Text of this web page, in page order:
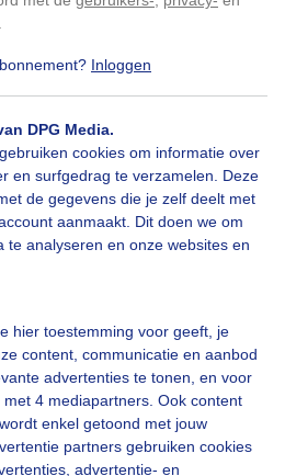
Inloggen
DPG Media.
cookies om informatie over
en surfgedrag te verzamelen. Deze
de gegevens die je zelf deelt met
aanmaakt. Dit doen we om
te analyseren en onze websites en
hier toestemming voor geeft, je
content, communicatie en aanbod
advertenties te tonen, en voor
4 mediapartners. Ook content
enkel getoond met jouw
partners gebruiken cookies
advertentie- en
dit aan te passen